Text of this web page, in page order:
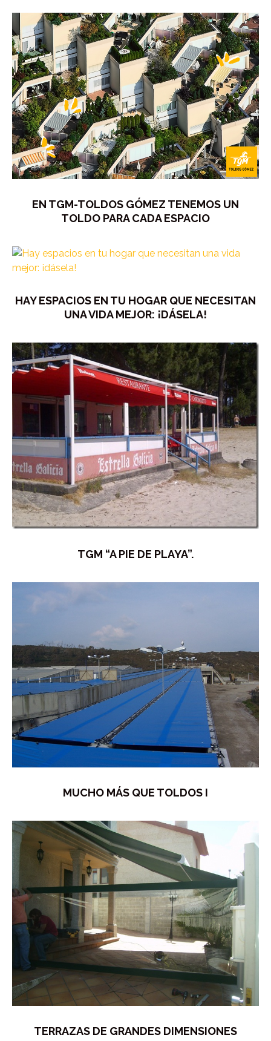
EN TGM-TOLDOS GÓMEZ TENEMOS UN
TOLDO PARA CADA ESPACIO
HAY ESPACIOS EN TU HOGAR QUE NECESITAN
UNA VIDA MEJOR: ¡DÁSELA!
TGM “A PIE DE PLAYA”.
MUCHO MÁS QUE TOLDOS I
TERRAZAS DE GRANDES DIMENSIONES